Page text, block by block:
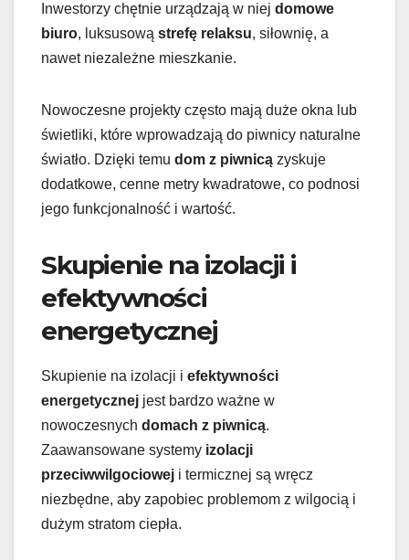
Inwestorzy chętnie urządzają w niej domowe
biuro, luksusową strefę relaksu, siłownię, a
nawet niezależne mieszkanie.
Nowoczesne projekty często mają duże okna lub
świetliki, które wprowadzają do piwnicy naturalne
światło. Dzięki temu dom z piwnicą zyskuje
dodatkowe, cenne metry kwadratowe, co podnosi
jego funkcjonalność i wartość.
Skupienie na izolacji i
efektywności
energetycznej
Skupienie na izolacji i efektywności
energetycznej jest bardzo ważne w
nowoczesnych domach z piwnicą.
Zaawansowane systemy izolacji
przeciwwilgociowej i termicznej są wręcz
niezbędne, aby zapobiec problemom z wilgocią i
dużym stratom ciepła.